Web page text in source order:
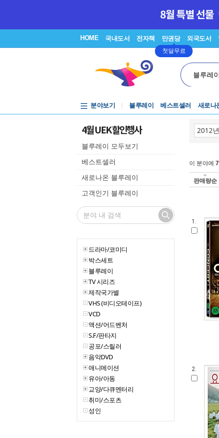
HOME 국내도서 전자책 만권당
첫달무료
외국도서
블루레
분야보기 블루레이 베스트셀러 새로나
4월 UEK 할인행사
블루레이 모두보기
베스트셀러
새로나온 블루레이
고객인기 블루레이
드라마/코미디
박스세트
블루레이
TV 시리즈
제작국가별
VHS (비디오테이프)
VCD
액션/어드벤처
S.F/판타지
공포/스릴러
음악DVD
애니메이션
유아/아동
교양/다큐멘터리
취미/스포츠
성인
이 분야에 7
판매량순
1.
2.